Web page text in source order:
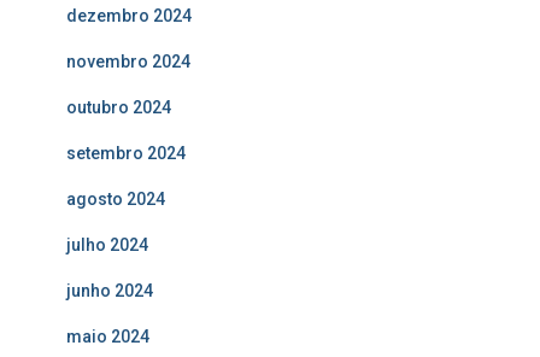
dezembro 2024
novembro 2024
outubro 2024
setembro 2024
agosto 2024
julho 2024
junho 2024
maio 2024